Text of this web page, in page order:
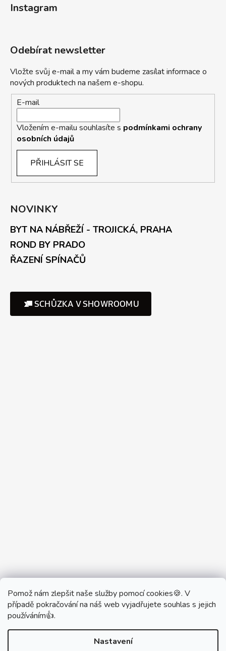
Pomož nám zlepšit naše služby pomocí cookies🍪. V
případě pokračování na náš web vyjadřujete souhlas s jejich
používáním👍.
Nastavení
Instagram
Odebírat newsletter
Vložte svůj e-mail a my vám budeme zasílat informace o
nových produktech na našem e-shopu.
E-mail
Vložením e-mailu souhlasíte s podmínkami ochrany
osobních údajů
PŘIHLÁSIT SE
NOVINKY
BYT NA NÁBŘEŽÍ - TROJICKÁ, PRAHA
ROND BY PRADO
ŘAZENÍ SPÍNAČŮ
SCHŮZKA V SHOWROOMU
Partner Showroom MONOBRAND
Partner Eshop Monobrand.online